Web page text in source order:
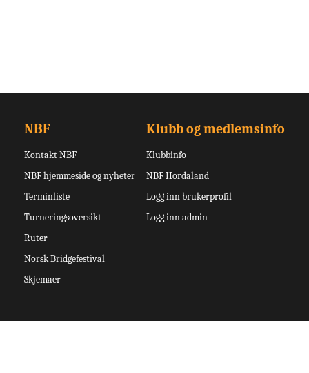
NBF
Kontakt NBF
NBF hjemmeside og nyheter
Terminliste
Turneringsoversikt
Ruter
Norsk Bridgefestival
Skjemaer
Klubb og medlemsinfo
Klubbinfo
NBF Hordaland
Logg inn brukerprofil
Logg inn admin